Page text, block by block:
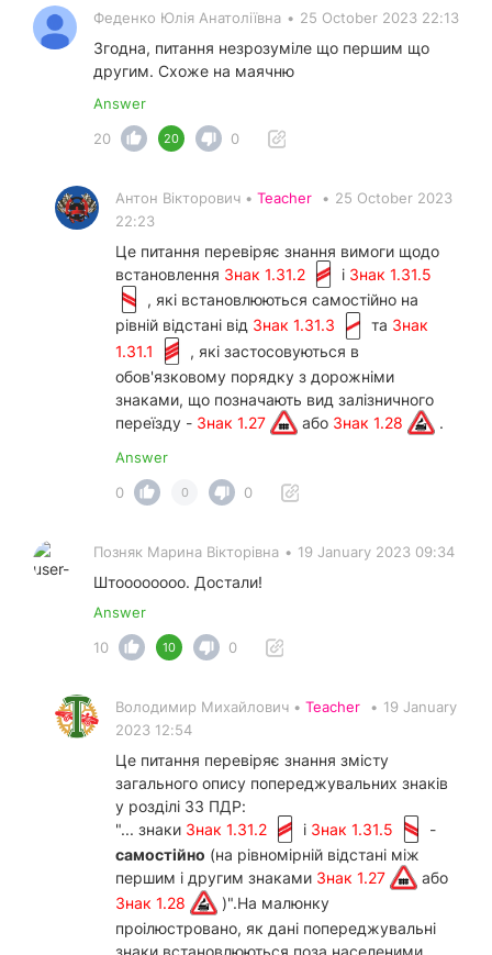
Феденко Юлія Анатоліївна • 25 October 2023 22:13
Згодна, питання незрозуміле що першим що
другим. Схоже на маячню
Answer
20
20 0
Антон Вікторович • Teacher • 25 October 2023
22:23
Це питання перевіряє знання вимоги щодо
встановлення Знак 1.31.2 і Знак 1.31.5
, які встановлюються самостійно на
рівній відстані від Знак 1.31.3 та Знак
1.31.1
, які застосовуються в
обов'язковому порядку з дорожніми
знаками, що позначають вид залізничного
переїзду - Знак 1.27 або Знак 1.28 .
Answer
0
0 0
Позняк Марина Вікторівна • 19 January 2023 09:34
Штоооооооо. Достали!
Answer
10
10 0
Володимир Михайлович • Teacher • 19 January
2023 12:54
Це питання перевіряє знання змісту
загального опису попереджувальних знаків
у розділі 33 ПДР:
"... знаки Знак 1.31.2 і Знак 1.31.5
-
самостійно (на рівномірній відстані між
першим і другим знаками Знак 1.27
або
Знак 1.28
)".На малюнку
проілюстровано, як дані попереджувальні